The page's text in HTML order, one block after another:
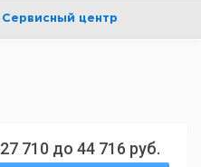
Сервисный центр
27 710 до 44 716 руб.